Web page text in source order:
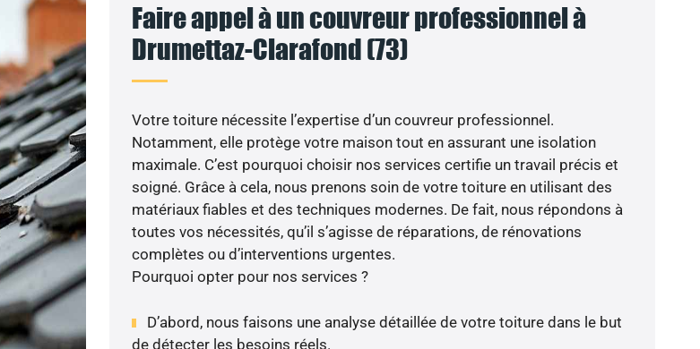
Faire appel à un couvreur professionnel à
Drumettaz-Clarafond (73)
Votre toiture nécessite l’expertise d’un couvreur professionnel.
Notamment, elle protège votre maison tout en assurant une isolation
maximale. C’est pourquoi choisir nos services certifie un travail précis et
soigné. Grâce à cela, nous prenons soin de votre toiture en utilisant des
matériaux fiables et des techniques modernes. De fait, nous répondons à
toutes vos nécessités, qu’il s’agisse de réparations, de rénovations
complètes ou d’interventions urgentes.
Pourquoi opter pour nos services ?
D’abord, nous faisons une analyse détaillée de votre toiture dans le but
de détecter les besoins réels.